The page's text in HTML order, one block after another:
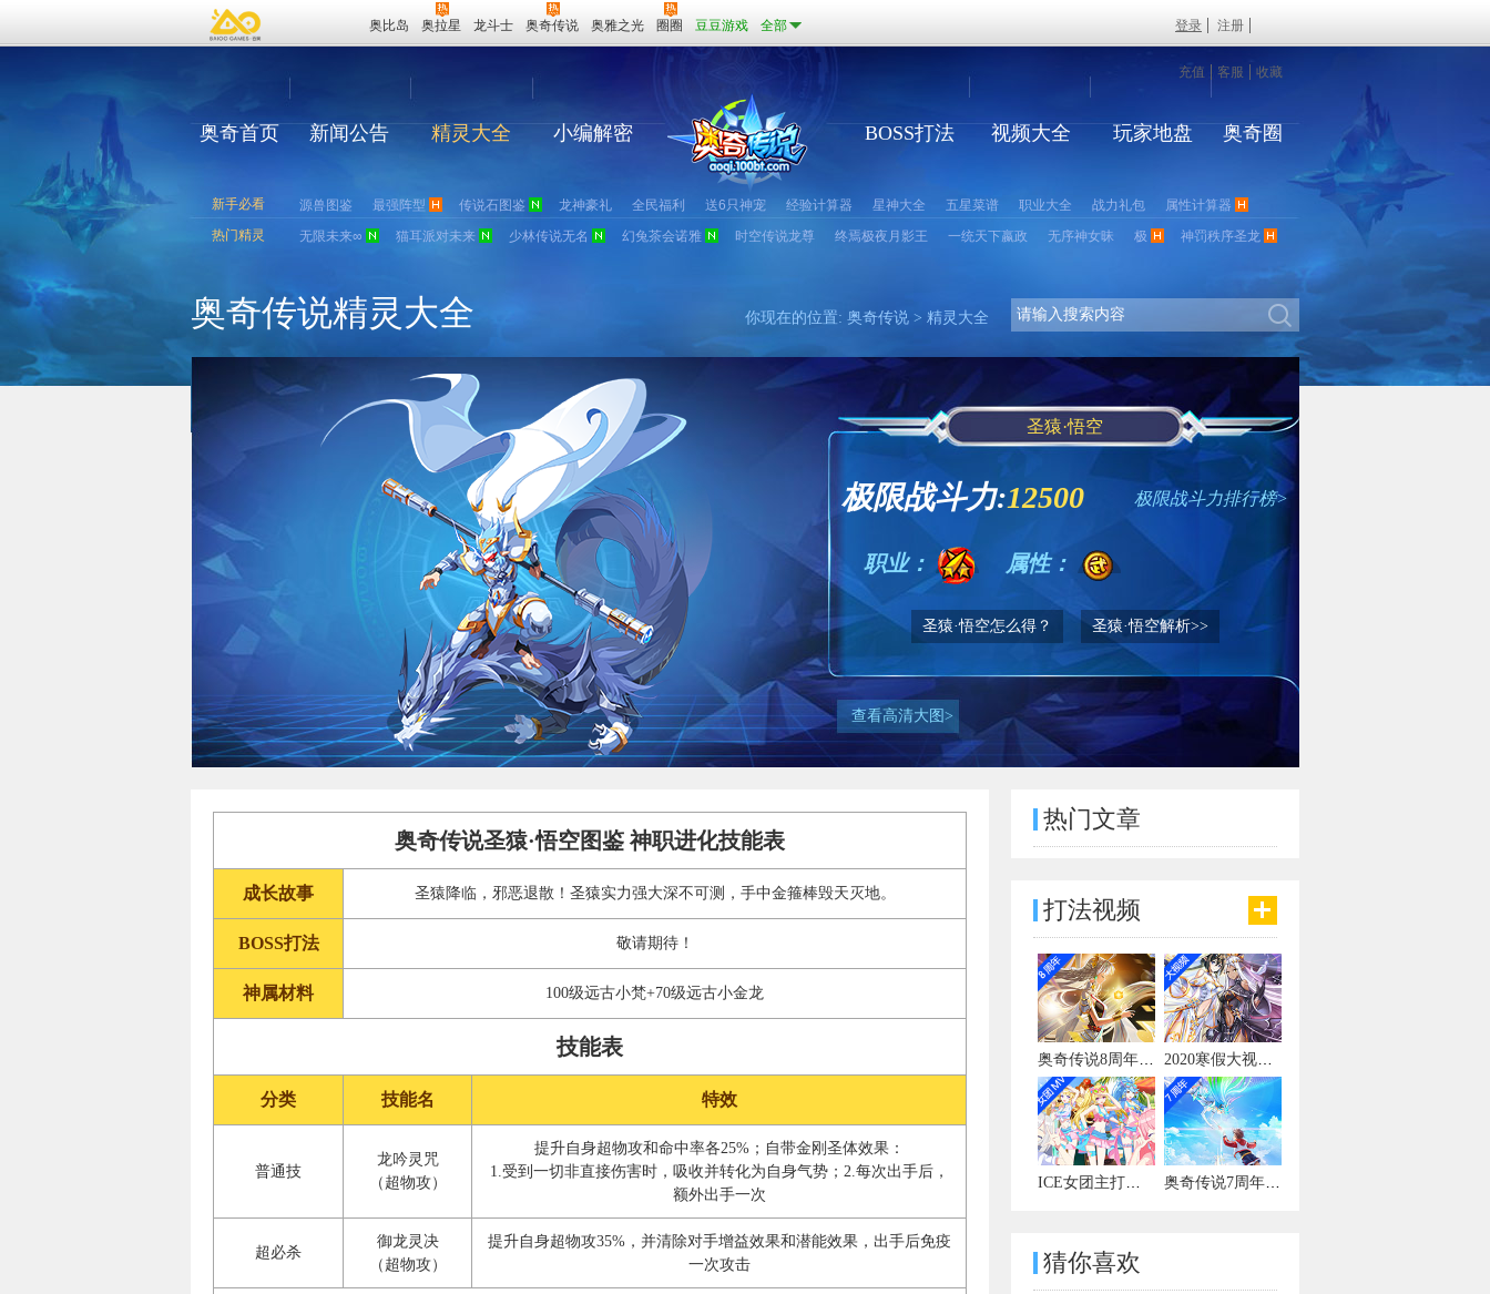
奥比岛 奥拉星 龙斗士 奥奇传说 奥雅之光 圈圈 豆豆游戏 全部 登录 注册
充值 客服 收藏
奥奇首页 新闻公告 精灵大全 小编解密 BOSS打法 视频大全 玩家地盘 奥奇圈
新手必看 源兽图鉴 最强阵型 传说石图鉴 龙神豪礼 全民福利 送6只神宠 经验计算器 星神大全 五星菜谱 职业大全 战力礼包
属性计算器
热门精灵
无限未来∞ 猫耳派对未来 少林传说无名 幻兔茶会诺雅 时空传说龙尊 终焉极夜月影王 一统天下嬴政 无序神女昧 极 神罚秩序圣龙
奥奇传说精灵大全 你现在的位置: 奥奇传说 > 精灵大全
圣猿·悟空
极限战斗力:12500 极限战斗力排行榜>
职业： 属性：
圣猿·悟空怎么得？ 圣猿·悟空解析>>
查看高清大图>
奥奇传说圣猿·悟空图鉴 神职进化技能表
成长故事 圣猿降临，邪恶退散！圣猿实力强大深不可测，手中金箍棒毁天灭地。
BOSS打法 敬请期待！
神属材料 100级远古小梵+70级远古小金龙
技能表
分类 技能名 特效
普通技
龙吟灵咒
（超物攻）
提升自身超物攻和命中率各25%；自带金刚圣体效果：
1.受到一切非直接伤害时，吸收并转化为自身气势；2.每次出手后，
额外出手一次
超必杀
御龙灵决
（超物攻）
提升自身超物攻35%，并清除对手增益效果和潜能效果，出手后免疫
一次攻击
热门文章
打法视频
猜你喜欢